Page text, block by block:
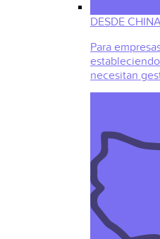
DESDE
Para
necesitan